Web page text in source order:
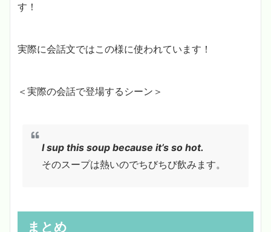
す！
実際に会話文ではこの様に使われています！
＜実際の会話で登場するシーン＞
I sup this soup because it’s so hot.
そのスープは熱いのでちびちび飲みます。
まとめ